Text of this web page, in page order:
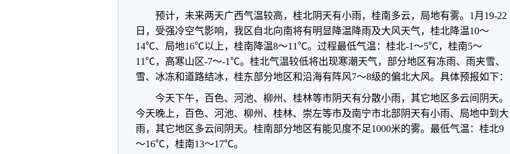
预计，未来两天广西气温较高，桂北阴天有小雨，桂南多云，局地有雾。1月19-22
日，受强冷空气影响，我区自北向南将有明显降温降雨及大风天气，桂北降温10～
14℃、局地16℃以上，桂南降温8～11℃。过程最低气温：桂北-1～5℃，桂南5～
11℃，高寒山区-7～-1℃。桂北气温较低将出现寒潮天气，部分地区有冻雨、雨夹雪、
雪、冰冻和道路结冰，桂东部分地区和沿海有阵风7～8级的偏北大风。具体预报如下：
今天下午，百色、河池、柳州、桂林等市阴天有分散小雨，其它地区多云间阴天。
今天晚上，百色、河池、柳州、桂林、崇左等市及南宁市北部阴天有小雨、局地中到大
雨，其它地区多云间阴天。桂南部分地区有能见度不足1000米的雾。最低气温：桂北9
～16℃，桂南13～17℃。